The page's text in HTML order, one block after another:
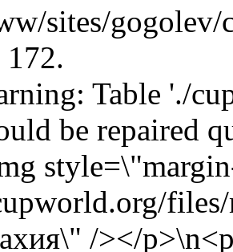
sites/gogolev/
Table './
be repaired
/></